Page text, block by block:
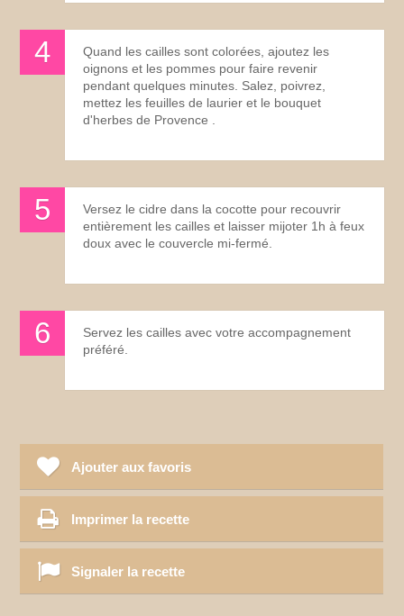
Quand les cailles sont colorées, ajoutez les
oignons et les pommes pour faire revenir
pendant quelques minutes. Salez, poivrez,
mettez les feuilles de laurier et le bouquet
d'herbes de Provence .
Versez le cidre dans la cocotte pour recouvrir
entièrement les cailles et laisser mijoter 1h à feux
doux avec le couvercle mi-fermé.
Servez les cailles avec votre accompagnement
préféré.
Ajouter aux favoris
Imprimer la recette
Signaler la recette